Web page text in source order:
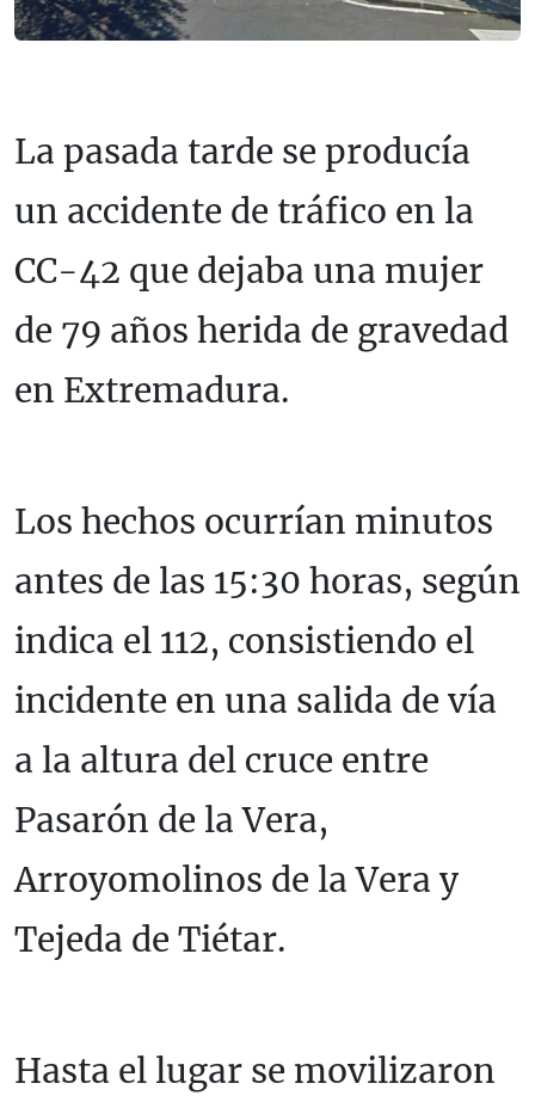
La pasada tarde se producía
un accidente de tráfico en la
CC-42 que dejaba una mujer
de 79 años herida de gravedad
en Extremadura.
Los hechos ocurrían minutos
antes de las 15:30 horas, según
indica el 112, consistiendo el
incidente en una salida de vía
a la altura del cruce entre
Pasarón de la Vera,
Arroyomolinos de la Vera y
Tejeda de Tiétar.
Hasta el lugar se movilizaron